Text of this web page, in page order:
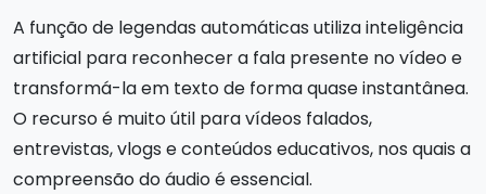
A função de legendas automáticas utiliza inteligência
artificial para reconhecer a fala presente no vídeo e
transformá-la em texto de forma quase instantânea.
O recurso é muito útil para vídeos falados,
entrevistas, vlogs e conteúdos educativos, nos quais a
compreensão do áudio é essencial.